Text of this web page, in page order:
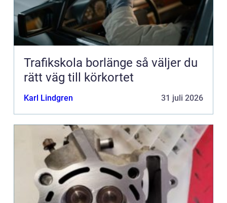
Trafikskola borlänge så väljer du
rätt väg till körkortet
Karl Lindgren 31 juli 2026